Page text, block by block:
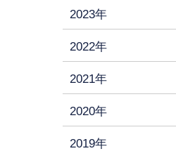
2023年
2022年
2021年
2020年
2019年